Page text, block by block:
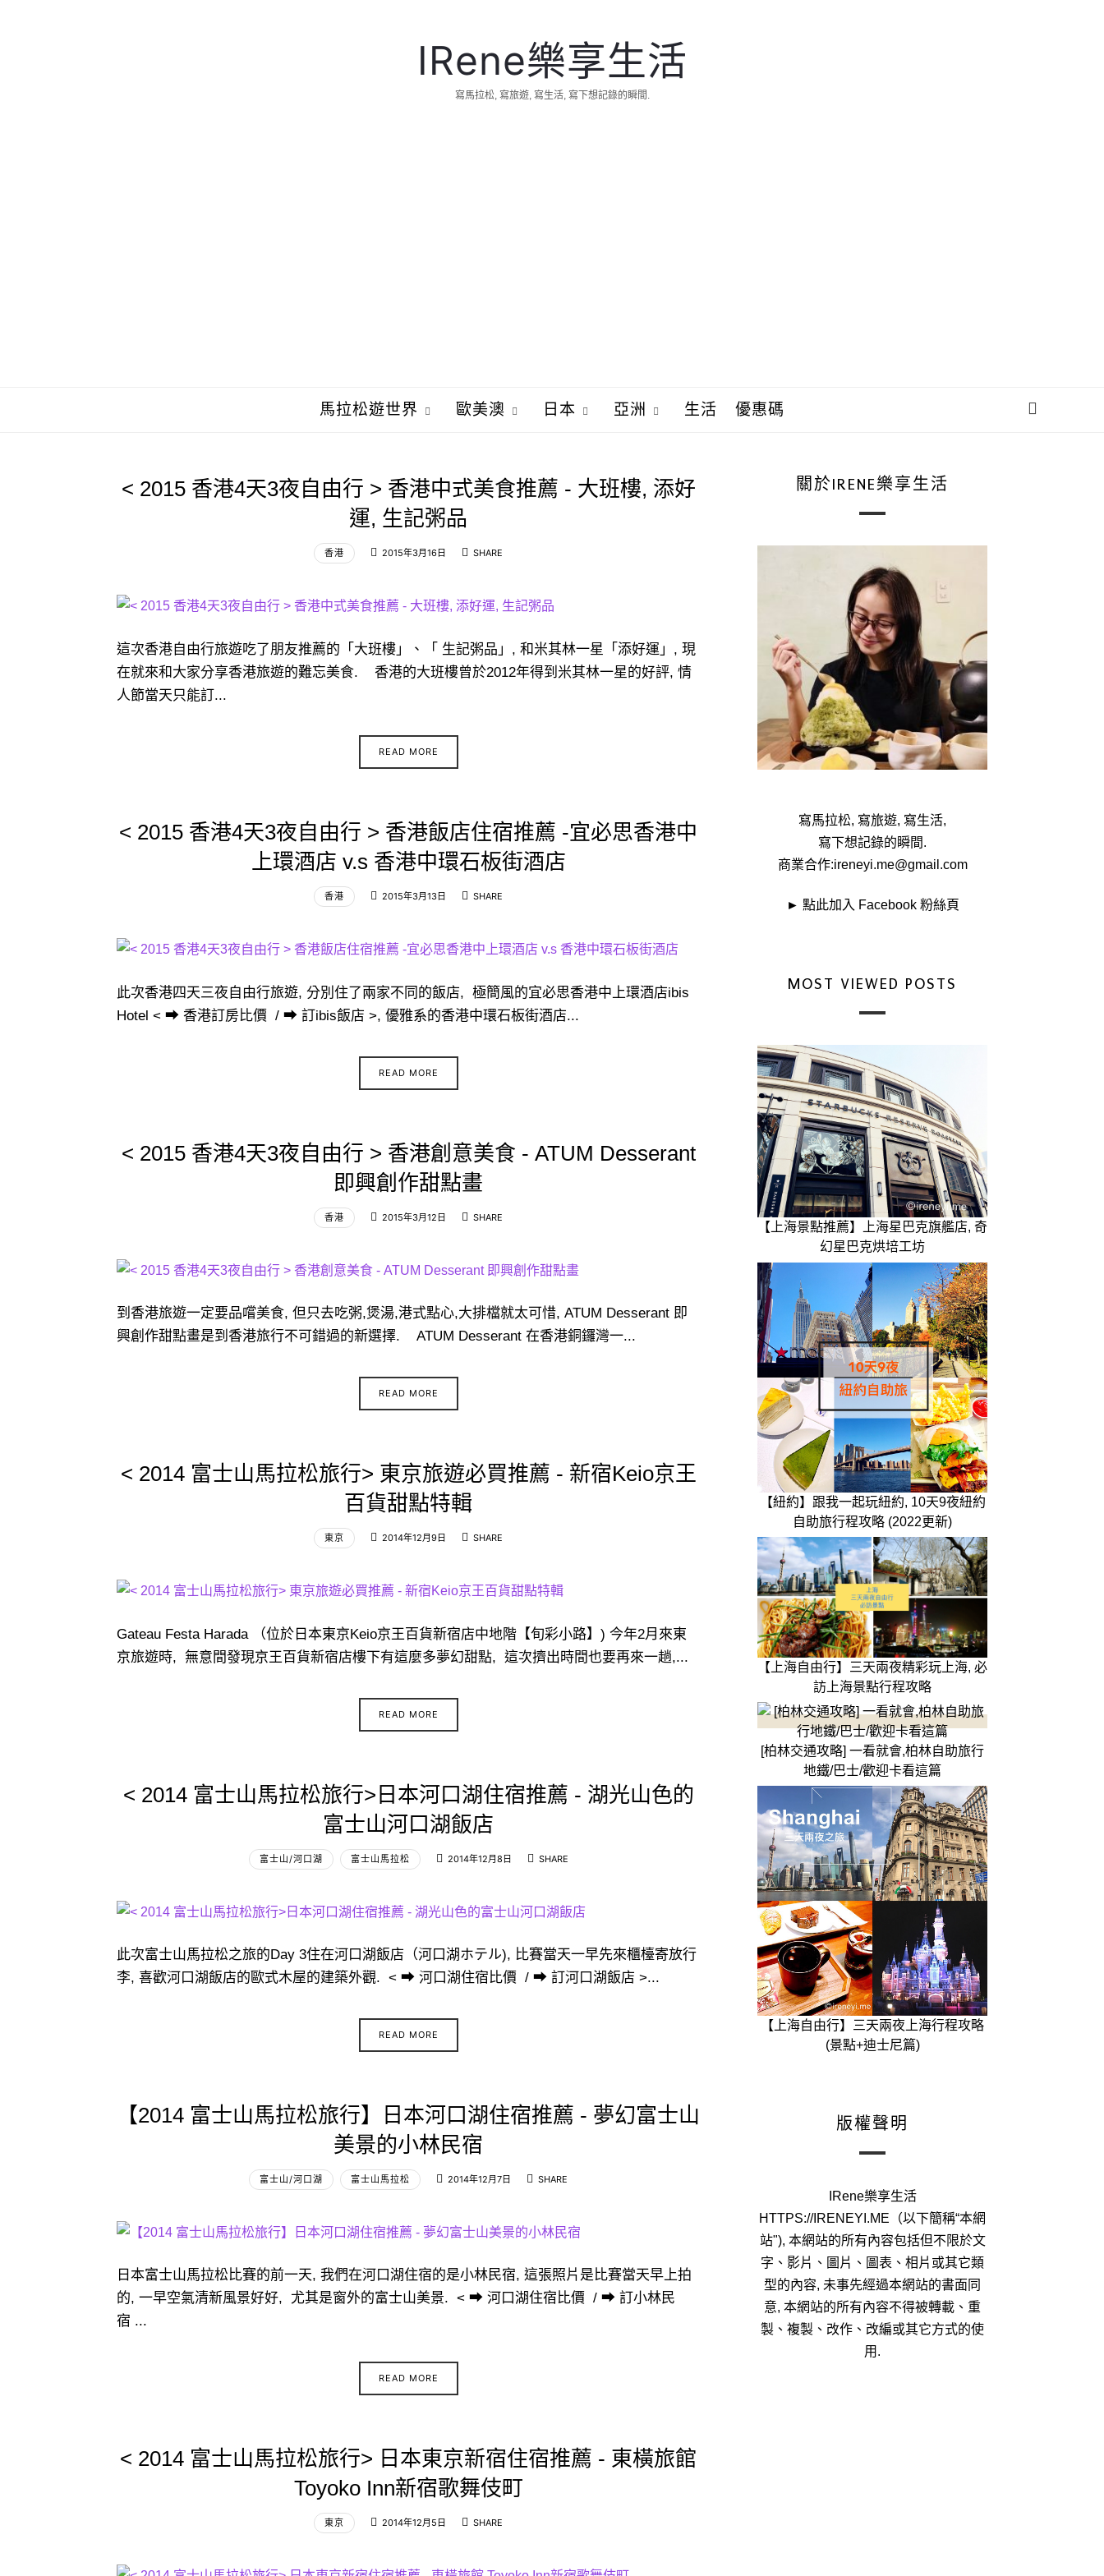
IRene
樂
IRene樂享生活
寫馬拉松, 寫旅遊, 寫生活, 寫下想記錄的瞬間.
馬拉松遊世界 歐美澳 日本 亞洲 生活 優惠碼
< 2015 香港4天3夜自由行 > 香港中式美食推薦 - 大班樓, 添好
運, 生記粥品
香港 2015年3月16日 SHARE
這次香港自由行旅遊吃了朋友推薦的「大班樓」、「 生記粥品」, 和米其林一星「添好運」, 現
在就來和大家分享香港旅遊的難忘美食. 香港的大班樓曾於2012年得到米其林一星的好評, 情
人節當天只能訂...
READ MORE
< 2015 香港4天3夜自由行 > 香港飯店住宿推薦 -宜必思香港中
上環酒店 v.s 香港中環石板街酒店
香港 2015年3月13日 SHARE
此次香港四天三夜自由行旅遊, 分別住了兩家不同的飯店, 極簡風的宜必思香港中上環酒店ibis
Hotel < ➡ 香港訂房比價 / ➡ 訂ibis飯店 >, 優雅系的香港中環石板街酒店...
READ MORE
< 2015 香港4天3夜自由行 > 香港創意美食 - ATUM Desserant
即興創作甜點畫
香港 2015年3月12日 SHARE
到香港旅遊一定要品嚐美食, 但只去吃粥,煲湯,港式點心,大排檔就太可惜, ATUM Desserant 即
興創作甜點畫是到香港旅行不可錯過的新選擇. ATUM Desserant 在香港銅鑼灣一...
READ MORE
< 2014 富士山馬拉松旅行> 東京旅遊必買推薦 - 新宿Keio京王
百貨甜點特輯
東京 2014年12月9日 SHARE
Gateau Festa Harada （位於日本東京Keio京王百貨新宿店中地階【旬彩小路】) 今年2月來東
京旅遊時, 無意間發現京王百貨新宿店樓下有這麼多夢幻甜點, 這次擠出時間也要再來一趟,...
READ MORE
< 2014 富士山馬拉松旅行>日本河口湖住宿推薦 - 湖光山色的
富士山河口湖飯店
富士山/河口湖 富士山馬拉松 2014年12月8日 SHARE
此次富士山馬拉松之旅的Day 3住在河口湖飯店（河口湖ホテル), 比賽當天一早先來櫃檯寄放行
李, 喜歡河口湖飯店的歐式木屋的建築外觀. < ➡ 河口湖住宿比價 / ➡ 訂河口湖飯店 >...
READ MORE
【2014 富士山馬拉松旅行】日本河口湖住宿推薦 - 夢幻富士山
美景的小林民宿
富士山/河口湖 富士山馬拉松 2014年12月7日 SHARE
日本富士山馬拉松比賽的前一天, 我們在河口湖住宿的是小林民宿, 這張照片是比賽當天早上拍
的, 一早空氣清新風景好好, 尤其是窗外的富士山美景. < ➡ 河口湖住宿比價 / ➡ 訂小林民
宿 ...
READ MORE
< 2014 富士山馬拉松旅行> 日本東京新宿住宿推薦 - 東橫旅館
Toyoko Inn新宿歌舞伎町
東京 2014年12月5日 SHARE
關於IRENE樂享生活
寫馬拉松, 寫旅遊, 寫生活,
寫下想記錄的瞬間.
商業合作:ireneyi.me@gmail.com
► 點此加入 Facebook 粉絲頁
MOST VIEWED POSTS
【上海景點推薦】上海星巴克旗艦店, 奇
幻星巴克烘培工坊
【紐約】跟我一起玩紐約, 10天9夜紐約
自助旅行程攻略 (2022更新)
【上海自由行】三天兩夜精彩玩上海, 必
訪上海景點行程攻略
[柏林交通攻略] 一看就會,柏林自助旅行
地鐵/巴士/歡迎卡看這篇
【上海自由行】三天兩夜上海行程攻略
(景點+迪士尼篇)
版權聲明
IRene樂享生活
HTTPS://IRENEYI.ME（以下簡稱“本網
站"), 本網站的所有內容包括但不限於文
字、影片、圖片、圖表、相片或其它類
型的內容, 未事先經過本網站的書面同
意, 本網站的所有內容不得被轉載、重
製、複製、改作、改編或其它方式的使
用.